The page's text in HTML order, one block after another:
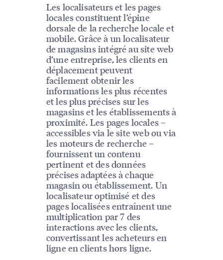
Les localisateurs et les pages
locales constituent l’épine
dorsale de la recherche locale et
mobile. Grâce à un localisateur
de magasins intégré au site web
d’une entreprise, les clients en
déplacement peuvent
facilement obtenir les
informations les plus récentes
et les plus précises sur les
magasins et les établissements à
proximité. Les pages locales –
accessibles via le site web ou via
les moteurs de recherche –
fournissent un contenu
pertinent et des données
précises adaptées à chaque
magasin ou établissement. Un
localisateur optimisé et des
pages localisées entraînent une
multiplication par 7 des
interactions avec les clients,
convertissant les acheteurs en
ligne en clients hors ligne.